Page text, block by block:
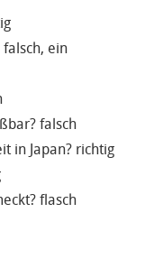
ein
falsch
in Japan? richtig
flasch